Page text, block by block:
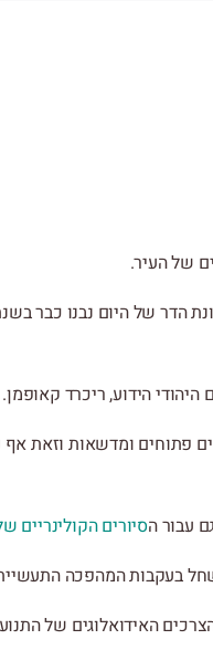
של העיר.
הידוע, ריכרד קאופמן.
פתוחים ומדשאות וזאת
עבור הסיורים הקולינריים
בעקבות המהפכה
האידואלוגים של